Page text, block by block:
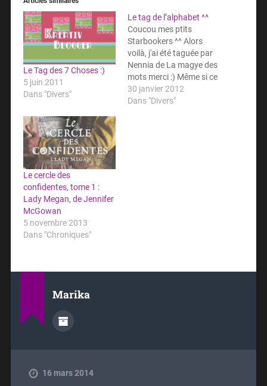
Le Tag des 7 Choses :)
5 juin 2011
Dans "Divers"
Le tag de l’alphabet ^^
Coucou mes ptits
Starbookers ^^ Alors
voilà, j'ai été taguée par
Nennia de La magye des
mots merci :) Même si ce
tag n'est vraiment pas
facile :p L'objectif est de
30 janvier 2012
Dans "Divers"
Le cercle des
confidentes, tome 1 :
Lady Megan, de Jennifer
McGowan
5 novembre 2013
Dans "Chroniques"
Marika
16 mars 2014